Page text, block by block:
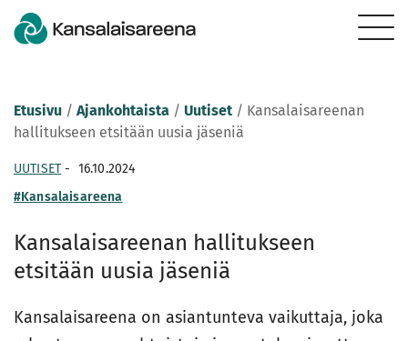
Etusivu / Ajankohtaista / Uutiset / Kansalaisareenan
hallitukseen etsitään uusia jäseniä
UUTISET - 16.10.2024
#Kansalaisareena
Kansalaisareenan hallitukseen
etsitään uusia jäseniä
Kansalaisareena on asiantunteva vaikuttaja, joka